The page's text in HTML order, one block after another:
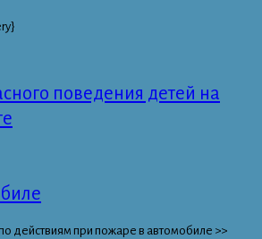
поведения детей на
действиям при пожаре в автомобиле >>